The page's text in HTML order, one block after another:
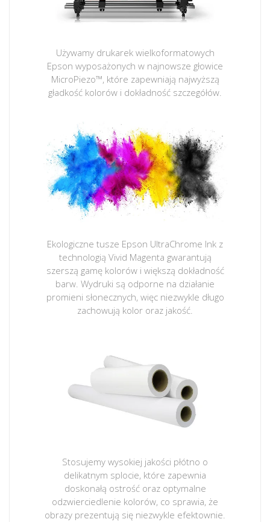
Używamy drukarek wielkoformatowych
Epson wyposażonych w najnowsze głowice
MicroPiezo™, które zapewniają najwyższą
gładkość kolorów i dokładność szczegółów.
Ekologiczne tusze Epson UltraChrome Ink z
technologią Vivid Magenta gwarantują
szerszą gamę kolorów i większą dokładność
barw. Wydruki są odporne na działanie
promieni słonecznych, więc niezwykle długo
zachowują kolor oraz jakość.
Stosujemy wysokiej jakości płótno o
delikatnym splocie, które zapewnia
doskonałą ostrość oraz optymalne
odzwierciedlenie kolorów, co sprawia, że
obrazy prezentują się niezwykle efektownie.